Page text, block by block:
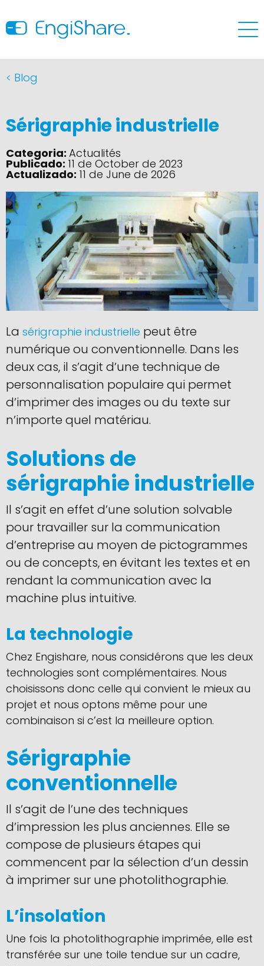
< Blog
Sérigraphie industrielle
Categoria: Actualités
Publicado: 11 de October de 2023
Actualizado: 11 de June de 2026
La sérigraphie industrielle peut être
numérique ou conventionnelle. Dans les
deux cas, il s’agit d’une technique de
personnalisation populaire qui permet
d’imprimer des images ou du texte sur
n’importe quel matériau.
Solutions de
sérigraphie industrielle
Il s’agit en effet d’une solution solvable
pour travailler sur la communication
d’entreprise au moyen de pictogrammes
ou de concepts, en évitant les textes et en
rendant la communication avec la
machine plus intuitive.
La technologie
Chez Engishare, nous considérons que les deux
technologies sont complémentaires. Nous
choisissons donc celle qui convient le mieux au
projet et nous optons même pour une
combinaison si c’est la meilleure option.
Sérigraphie
conventionnelle
Il s’agit de l’une des techniques
d’impression les plus anciennes. Elle se
compose de plusieurs étapes qui
commencent par la sélection d’un dessin
à imprimer sur une photolithographie.
L’insolation
Une fois la photolithographie imprimée, elle est
transférée sur une toile tendue sur un cadre,